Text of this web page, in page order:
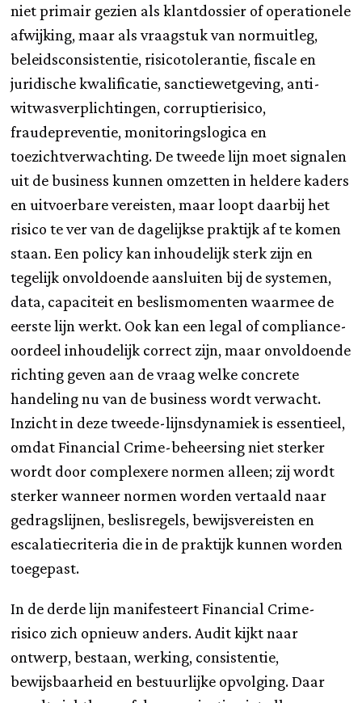
niet primair gezien als klantdossier of operationele
afwijking, maar als vraagstuk van normuitleg,
beleidsconsistentie, risicotolerantie, fiscale en
juridische kwalificatie, sanctiewetgeving, anti-
witwasverplichtingen, corruptierisico,
fraudepreventie, monitoringslogica en
toezichtverwachting. De tweede lijn moet signalen
uit de business kunnen omzetten in heldere kaders
en uitvoerbare vereisten, maar loopt daarbij het
risico te ver van de dagelijkse praktijk af te komen
staan. Een policy kan inhoudelijk sterk zijn en
tegelijk onvoldoende aansluiten bij de systemen,
data, capaciteit en beslismomenten waarmee de
eerste lijn werkt. Ook kan een legal of compliance-
oordeel inhoudelijk correct zijn, maar onvoldoende
richting geven aan de vraag welke concrete
handeling nu van de business wordt verwacht.
Inzicht in deze tweede-lijnsdynamiek is essentieel,
omdat Financial Crime-beheersing niet sterker
wordt door complexere normen alleen; zij wordt
sterker wanneer normen worden vertaald naar
gedragslijnen, beslisregels, bewijsvereisten en
escalatiecriteria die in de praktijk kunnen worden
toegepast.
In de derde lijn manifesteert Financial Crime-
risico zich opnieuw anders. Audit kijkt naar
ontwerp, bestaan, werking, consistentie,
bewijsbaarheid en bestuurlijke opvolging. Daar